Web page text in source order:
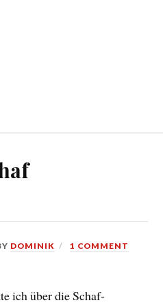
DOMINIK 1 COMMENT
ich über die Schaf-